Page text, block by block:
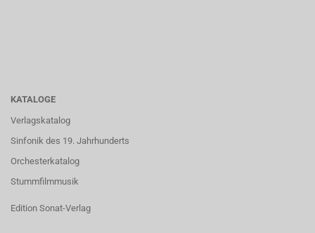
KATALOGE
Verlagskatalog
Sinfonik des 19. Jahrhunderts
Orchesterkatalog
Stummfilmmusik
Edition Sonat-Verlag